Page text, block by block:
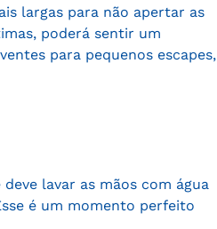
largas para não apertar as
poderá sentir um
para pequenos escapes,
lavar as mãos com água
é um momento perfeito